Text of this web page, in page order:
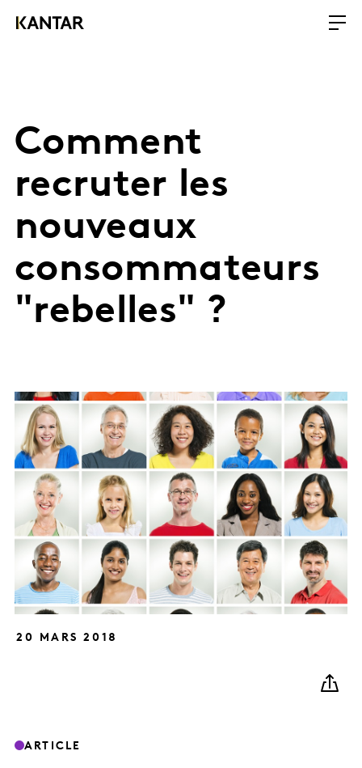
Comment
recruter les
nouveaux
consommateurs
"rebelles" ?
20 MARS 2018
ARTICLE